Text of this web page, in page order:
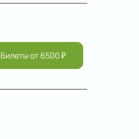
Билеты от 6500₽